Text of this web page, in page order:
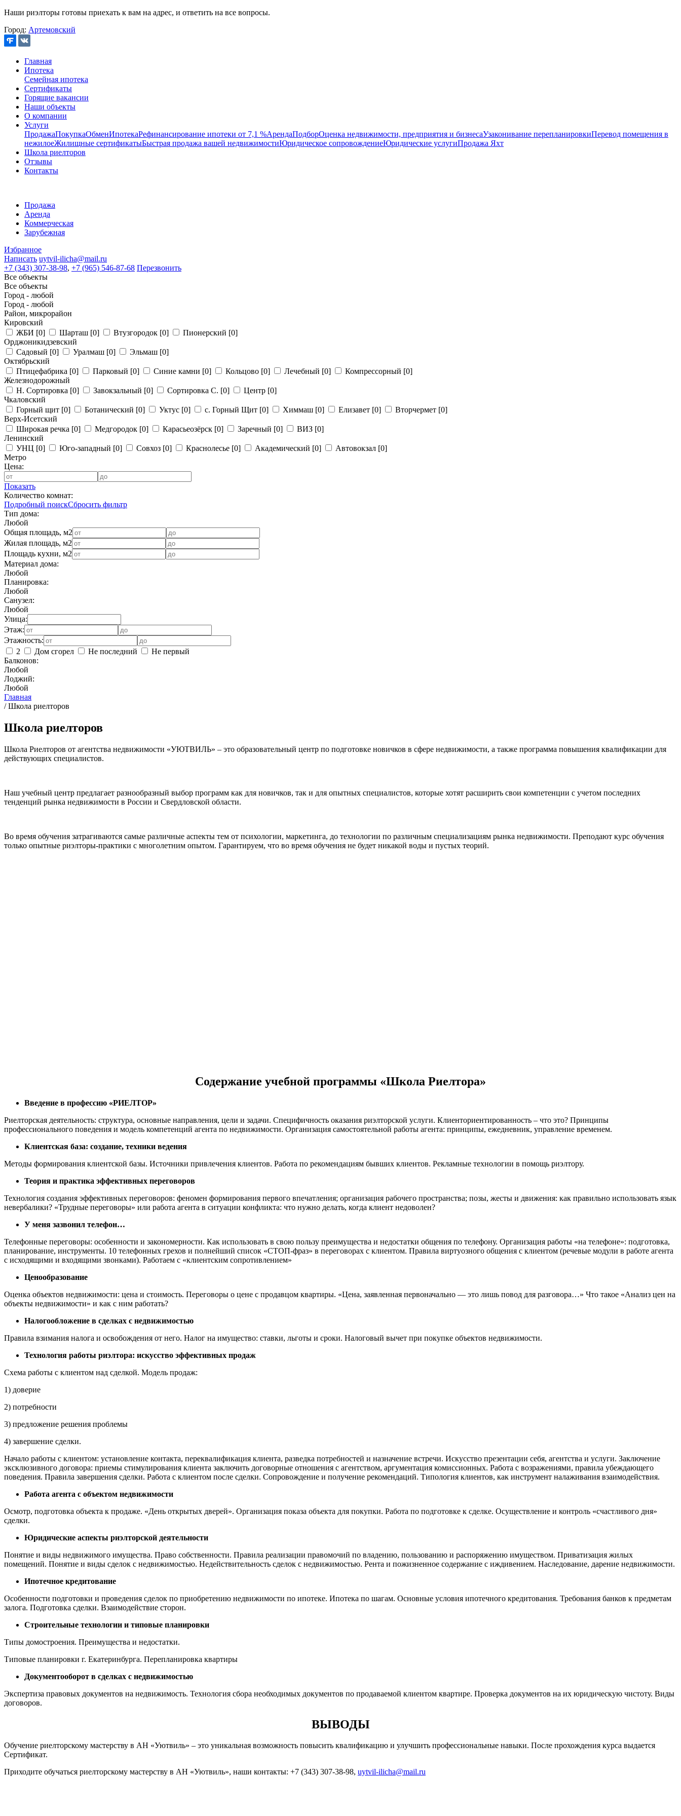
Наши риэлторы готовы приехать к вам на адрес, и ответить на все вопросы.
Город: Артемовский
Главная
Ипотека
Семейная ипотека
Сертификаты
Горящие вакансии
Наши объекты
О компании
Услуги
ПродажаПокупкаОбменИпотекаРефинансирование ипотеки от 7,1 %АрендаПодборОценка недвижимости, предприятия и бизнесаУзаконивание перепланировкиПеревод помещения в
нежилоеЖилищные сертификатыБыстрая продажа вашей недвижимостиЮридическое сопровождениеЮридические услугиПродажа Яхт
Школа риелторов
Отзывы
Контакты
Продажа
Аренда
Коммерческая
Зарубежная
Избранное
Написать uytvil-ilicha@mail.ru
+7 (343) 307-38-98, +7 (965) 546-87-68 Перезвонить
Все объекты
Все объекты
Город - любой
Город - любой
Район, микрорайон
Кировский
ЖБИ [0] Шарташ [0] Втузгородок [0] Пионерский [0]
Орджоникидзевский
Садовый [0] Уралмаш [0] Эльмаш [0]
Октябрьский
Птицефабрика [0] Парковый [0] Синие камни [0] Кольцово [0] Лечебный [0] Компрессорный [0]
Железнодорожный
Н. Сортировка [0] Завокзальный [0] Сортировка С. [0] Центр [0]
Чкаловский
Горный щит [0] Ботанический [0] Уктус [0] с. Горный Щит [0] Химмаш [0] Елизавет [0] Вторчермет [0]
Верх-Исетский
Широкая речка [0] Медгородок [0] Карасьеозёрск [0] Заречный [0] ВИЗ [0]
Ленинский
УНЦ [0] Юго-западный [0] Совхоз [0] Краснолесье [0] Академический [0] Автовокзал [0]
Метро
Цена:
Показать
Количество комнат:
Подробный поискСбросить фильтр
Тип дома:
Любой
Общая площадь, м2
Жилая площадь, м2
Площадь кухни, м2
Материал дома:
Любой
Планировка:
Любой
Санузел:
Любой
Улица:
Этаж:
Этажность:
2
Дом сгорел Не последний
Не первый
Балконов:
Любой
Лоджий:
Любой
Главная
/Школа риелторов
Школа риелторов
Школа Риелторов от агентства недвижимости «УЮТВИЛЬ» – это образовательный центр по подготовке новичков в сфере недвижимости, а также программа повышения квалификации для
действующих специалистов.
Наш учебный центр предлагает разнообразный выбор программ как для новичков, так и для опытных специалистов, которые хотят расширить свои компетенции с учетом последних
тенденций рынка недвижимости в России и Свердловской области.
Во время обучения затрагиваются самые различные аспекты тем от психологии, маркетинга, до технологии по различным специализациям рынка недвижимости. Преподают курс обучения
только опытные риэлторы-практики с многолетним опытом. Гарантируем, что во время обучения не будет никакой воды и пустых теорий.
Содержание учебной программы «Школа Риелтора»
Введение в профессию «РИЕЛТОР»
Риелторская деятельность: структура, основные направления, цели и задачи. Специфичность оказания риэлторской услуги. Клиенториентированность – что это? Принципы
профессионального поведения и модель компетенций агента по недвижимости. Организация самостоятельной работы агента: принципы, ежедневник, управление временем.
Клиентская база: создание, техники ведения
Методы формирования клиентской базы. Источники привлечения клиентов. Работа по рекомендациям бывших клиентов. Рекламные технологии в помощь риэлтору.
Теория и практика эффективных переговоров
Технология создания эффективных переговоров: феномен формирования первого впечатления; организация рабочего пространства; позы, жесты и движения: как правильно использовать язык
невербалики? «Трудные переговоры» или работа агента в ситуации конфликта: что нужно делать, когда клиент недоволен?
У меня зазвонил телефон…
Телефонные переговоры: особенности и закономерности. Как использовать в свою пользу преимущества и недостатки общения по телефону. Организация работы «на телефоне»: подготовка,
планирование, инструменты. 10 телефонных грехов и полнейший список «СТОП-фраз» в переговорах с клиентом. Правила виртуозного общения с клиентом (речевые модули в работе агента
с исходящими и входящими звонками). Работаем с «клиентским сопротивлением»
Ценообразование
Оценка объектов недвижимости: цена и стоимость. Переговоры о цене с продавцом квартиры. «Цена, заявленная первоначально — это лишь повод для разговора…» Что такое «Анализ цен на
объекты недвижимости» и как с ним работать?
Налогообложение в сделках с недвижимостью
Правила взимания налога и освобождения от него. Налог на имущество: ставки, льготы и сроки. Налоговый вычет при покупке объектов недвижимости.
Технология работы риэлтора: искусство эффективных продаж
Схема работы с клиентом над сделкой. Модель продаж:
1) доверие
2) потребности
3) предложение решения проблемы
4) завершение сделки.
Начало работы с клиентом: установление контакта, переквалификация клиента, разведка потребностей и назначение встречи. Искусство презентации себя, агентства и услуги. Заключение
эксклюзивного договора: приемы стимулирования клиента заключить договорные отношения с агентством, аргументация комиссионных. Работа с возражениями, правила убеждающего
поведения. Правила завершения сделки. Работа с клиентом после сделки. Сопровождение и получение рекомендаций. Типология клиентов, как инструмент налаживания взаимодействия.
Работа агента с объектом недвижимости
Осмотр, подготовка объекта к продаже. «День открытых дверей». Организация показа объекта для покупки. Работа по подготовке к сделке. Осуществление и контроль «счастливого дня»
сделки.
Юридические аспекты риэлторской деятельности
Понятие и виды недвижимого имущества. Право собственности. Правила реализации правомочий по владению, пользованию и распоряжению имуществом. Приватизация жилых
помещений. Понятие и виды сделок с недвижимостью. Недействительность сделок с недвижимостью. Рента и пожизненное содержание с иждивением. Наследование, дарение недвижимости.
Ипотечное кредитование
Особенности подготовки и проведения сделок по приобретению недвижимости по ипотеке. Ипотека по шагам. Основные условия ипотечного кредитования. Требования банков к предметам
залога. Подготовка сделки. Взаимодействие сторон.
Строительные технологии и типовые планировки
Типы домостроения. Преимущества и недостатки.
Типовые планировки г. Екатеринбурга. Перепланировка квартиры
Документооборот в сделках с недвижимостью
Экспертиза правовых документов на недвижимость. Технология сбора необходимых документов по продаваемой клиентом квартире. Проверка документов на их юридическую чистоту. Виды
договоров.
ВЫВОДЫ
Обучение риелторскому мастерству в АН «Уютвиль» – это уникальная возможность повысить квалификацию и улучшить профессиональные навыки. После прохождения курса выдается
Сертификат.
Приходите обучаться риелторскому мастерству в АН «Уютвиль», наши контакты: +7 (343) 307-38-98, uytvil-ilicha@mail.ru